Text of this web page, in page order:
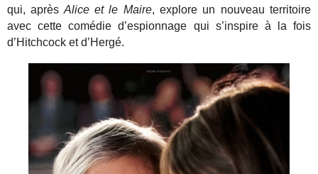
qui, après Alice et le Maire, explore un nouveau territoire
avec cette comédie d’espionnage qui s’inspire à la fois
d’Hitchcock et d’Hergé.